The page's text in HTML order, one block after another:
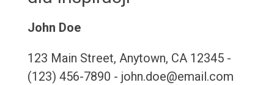
John Doe
123 Main Street, Anytown, CA 12345 -
(123) 456-7890 - john.doe@email.com